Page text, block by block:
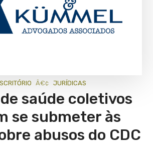
JURÍ­DICAS
saúde coletivos
se submeter às
abusos do CDC